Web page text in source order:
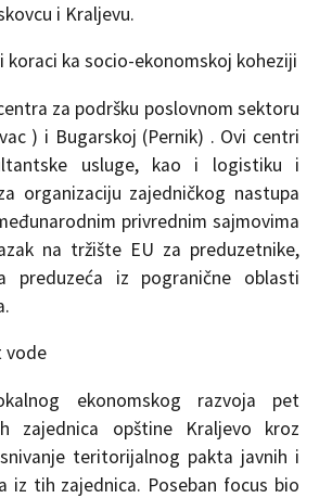
i Kraljevu.
koraci ka socio-ekonomskoj koheziji
za podršku poslovnom sektoru
) i Bugarskoj (Pernik) . Ovi centri
usluge, kao i logistiku i
organizaciju zajedničkog nastupa
privrednim sajmovima
na tržište EU za preduzetnike,
preduzeća iz pogranične oblasti
vode
ekonomskog razvoja pet
zajednica opštine Kraljevo kroz
teritorijalnog pakta javnih i
iz tih zajednica. Poseban focus bio